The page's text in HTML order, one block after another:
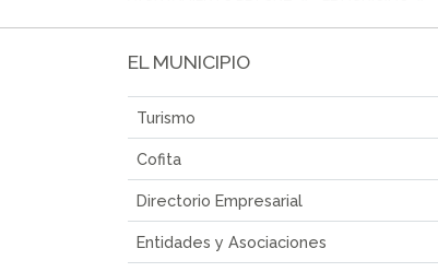
EL MUNICIPIO
Turismo
Cofita
Directorio Empresarial
Entidades y Asociaciones